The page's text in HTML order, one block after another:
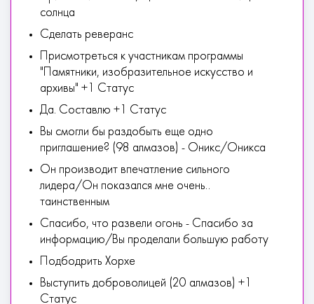
солнца
Сделать реверанс
Присмотреться к участникам программы
"Памятники, изобразительное искусство и
архивы" +1 Статус
Да. Составлю +1 Статус
Вы смогли бы раздобыть еще одно
приглашение? (98 алмазов) - Оникс/Оникса
Он производит впечатление сильного
лидера/Он показался мне очень..
таинственным
Спасибо, что развели огонь - Спасибо за
информацию/Вы проделали большую работу
Подбодрить Хорхе
Выступить доброволицей (20 алмазов) +1
Статус